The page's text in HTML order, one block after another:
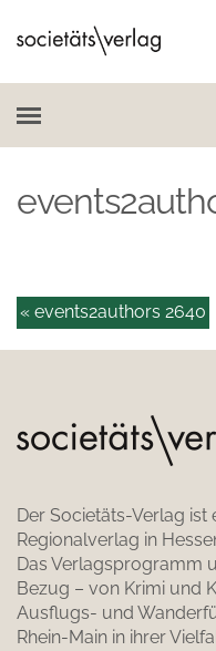
« events2authors 2640
Der Societäts-Verlag ist
Regionalverlag in
Das Verlagsprogramm
Bezug – von Krimi und
Ausflugs- und
Rhein-Main in ihrer